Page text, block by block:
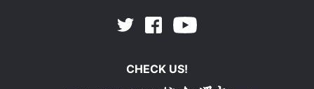
Twitter Facebook
CHECK US!